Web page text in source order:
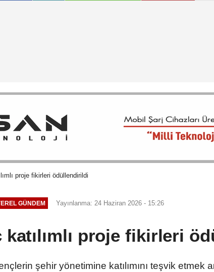
proje fikirleri ödüllendirildi
GÜNDEM Yayınlanma: 24 Haziran 2026 - 15:26
katılımlı proje fikirleri
şehir yönetimine katılımını teşvik etmek